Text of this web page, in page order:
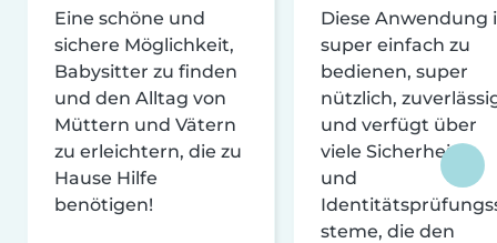
Eine schöne und
sichere Möglichkeit,
Babysitter zu finden
und den Alltag von
Müttern und Vätern
zu erleichtern, die zu
Hause Hilfe
benötigen!
Diese Anwendung
super einfach zu
bedienen, super
nützlich,
und verfügt über
viele Sicherheits-
und
steme, die den